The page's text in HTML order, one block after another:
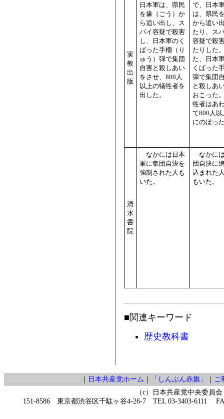
実
教
出
版
日本軍は、県民
を壕（ごう）か
ら追い出し、ス
パイ容疑で殺害
し、日本軍のく
ばった手榴（り
ゅう）弾で集団
自害と殺しあい
をさせ、800人
以上の犠牲者を
出した。
で、日本
は、県民
から追い
たり、ス
容疑で殺
たりした
た、日本
くばった
弾で集団
と殺しあ
おこった
牲者はあ
て800人以
にのぼっ
清
水
書
院
なかには日本
軍に集団自決を
強制された人も
いた。
なかに
団自決に
込まれた
もいた。
■関連キーワード
歴史教科書
｜ 日本共産党ホーム ｜ 「しんぶん赤旗」 ｜ ご
（c）日本共産党中央委員会
151-8586 東京都渋谷区千駄ヶ谷4-26-7 TEL 03-3403-6111